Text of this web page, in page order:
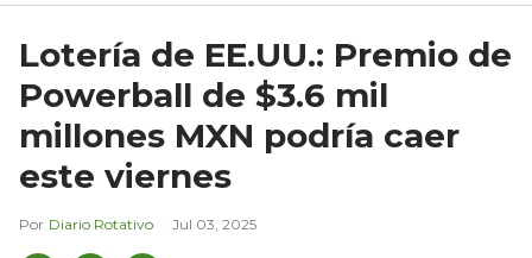
Lotería de EE.UU.: Premio de
Powerball de $3.6 mil
millones MXN podría caer
este viernes
Diario Rotativo Jul 03, 2025